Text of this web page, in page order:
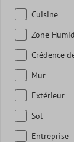
Cuisine
Zone
Crédence
Mur
Extérieur
Sol
Entreprise